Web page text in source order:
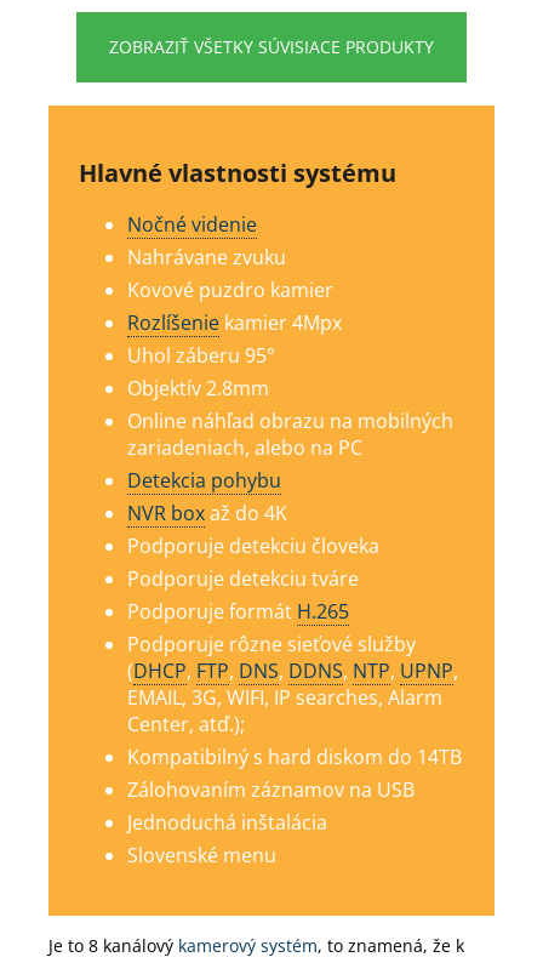
ZOBRAZIŤ VŠETKY SÚVISIACE PRODUKTY
Hlavné vlastnosti systému
Nočné videnie
Nahrávane zvuku
Kovové puzdro kamier
Rozlíšenie kamier 4Mpx
Uhol záberu 95°
Objektív 2.8mm
Online náhľad obrazu na mobilných
zariadeniach, alebo na PC
Detekcia pohybu
NVR boxaž do 4K
Podporuje detekciu človeka
Podporuje detekciu tváre
Podporuje formát H.265
Podporuje rôzne sieťové služby
(DHCP, FTP, DNS, DDNS, NTP, UPNP,
EMAIL, 3G, WIFI, IP searches, Alarm
Center, atď.);
Kompatibilný s hard diskom do 14TB
Zálohovaním záznamov na USB
Jednoduchá inštalácia
Slovenské menu
Je to 8 kanálový kamerový systém, to znamená, že k